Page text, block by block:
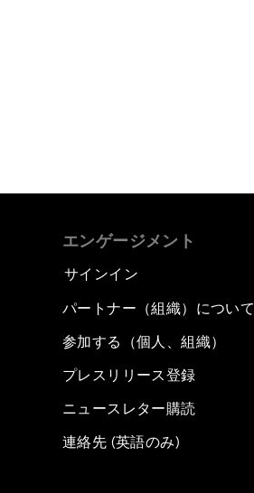
エンゲージメント
サインイン
パートナー（組織）について
参加する（個人、組織）
プレスリリース登録
ニュースレター購読
連絡先 (英語のみ)